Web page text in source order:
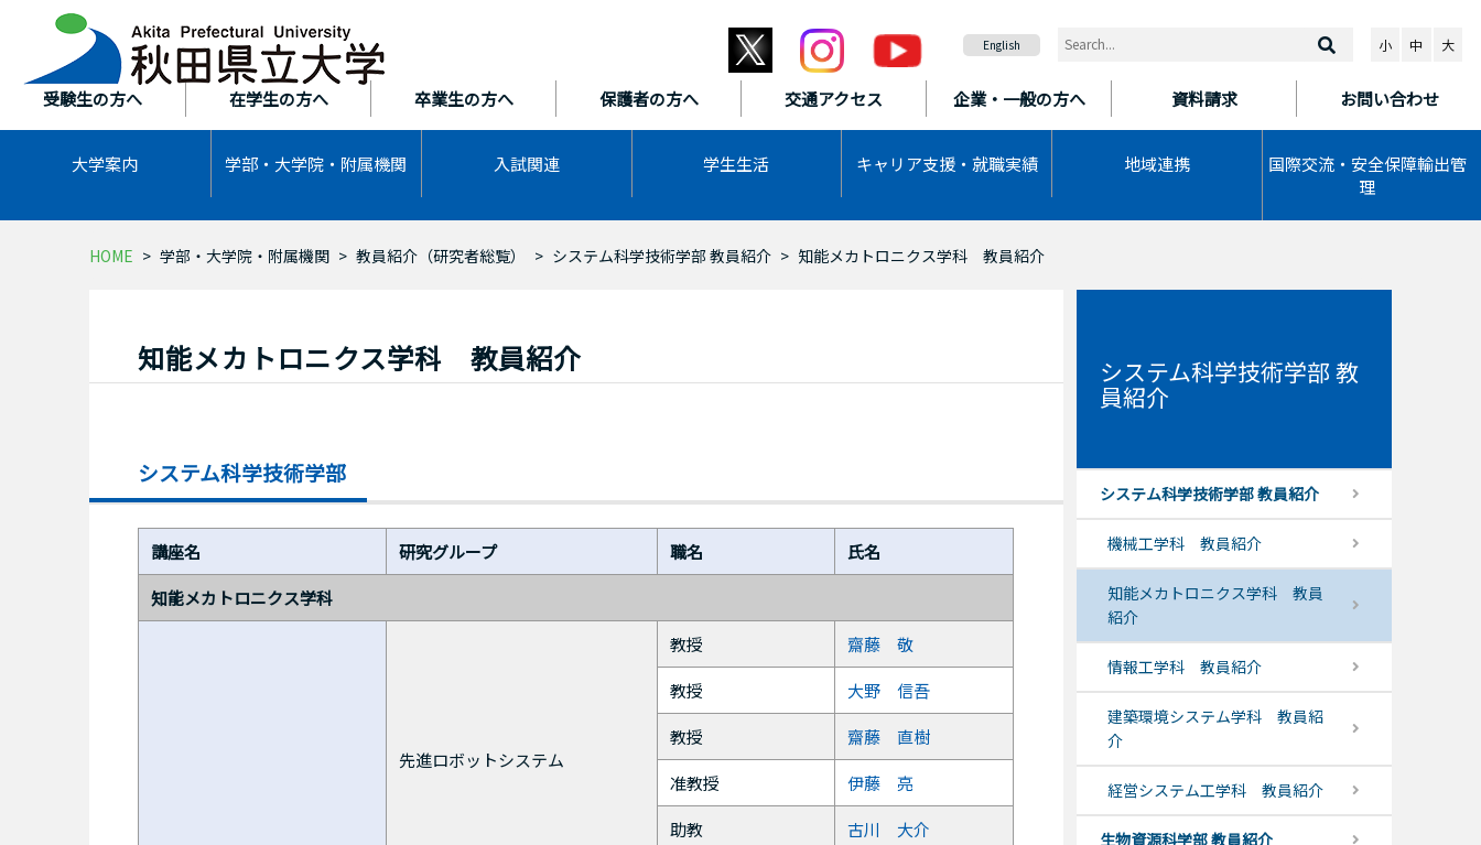
受験生の方へ 在学生の方へ 卒業生の方へ 保護者の方へ 交通アクセス 企業・一般の方へ 資料請求 お問い合わせ
大学案内 学部・大学院・ 附属機関 入試関連 学生生活 キャリア支援・ 就職実績 地域連携
国際交流・安全保障輸出管
理
English 小 中 大
HOME 学部・大学院・附属機関 教員紹介（研究者総覧） システム科学技術学部 教員紹介 知能メカトロニクス学科 教員紹介
知能メカトロニクス学科 教員紹介
システム科学技術学部
講座名 研究グループ 職名
氏名
知能メカトロニクス学科
先進ロボットシステム
教授
齋藤 敬
教授
大野 信吾
教授
齋藤 直樹
准教授
伊藤 亮
助教
古川 大介
システム科学技術学部 教
員紹介
システム科学技術学部 教員紹介
機械工学科 教員紹介
知能メカトロニクス学科 教員
紹介
情報工学科 教員紹介
建築環境システム学科 教員紹
介
経営システム工学科 教員紹介
生物資源科学部 教員紹介